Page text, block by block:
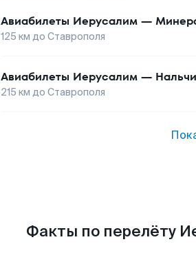
Авиабилеты Иерусалим —
125 км до Ставрополя
Авиабилеты Иерусалим —
215 км до Ставрополя
Факты по перелёту